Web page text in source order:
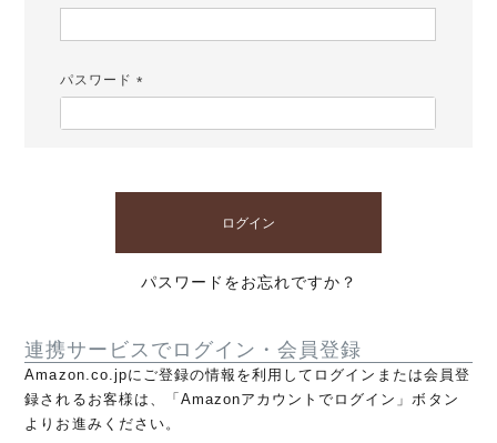
パスワード
ログイン
パスワードをお忘れですか？
連携サービスでログイン・会員登録
Amazon.co.jpにご登録の情報を利用してログインまたは会員登
録されるお客様は、「Amazonアカウントでログイン」ボタン
よりお進みください。